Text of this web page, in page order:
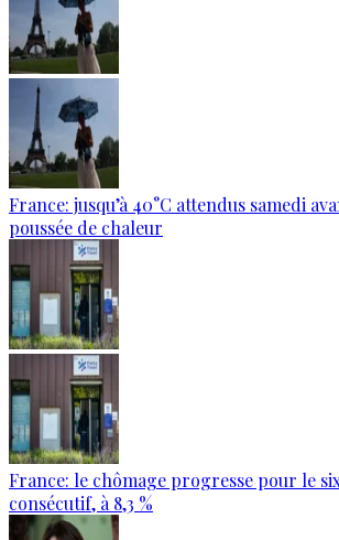
France: jusqu’à 40°C attendus samedi
poussée de chaleur
France: le chômage progresse pour le
consécutif, à 8,3 %